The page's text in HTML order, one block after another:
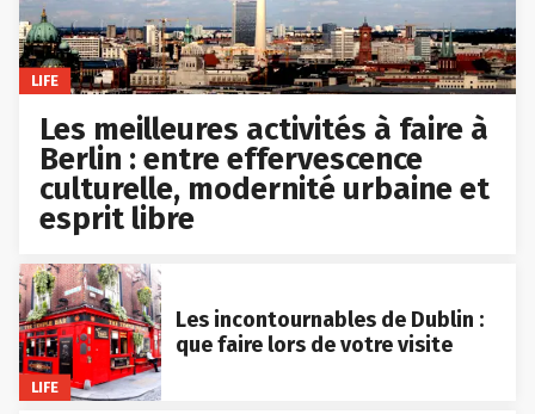
LIFE
Les meilleures activités à faire à
Berlin : entre effervescence
culturelle, modernité urbaine et
esprit libre
LIFE
Les incontournables de Dublin :
que faire lors de votre visite